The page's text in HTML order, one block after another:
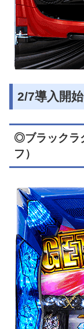
2/7導入開
◎ブラックラ
フ）